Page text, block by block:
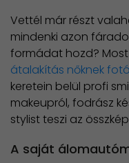
Vettél már részt
mindenki azon
formádat hozd?
átalakítás nőknek
keretein belül profi
makeupról, fodrász
stylist teszi az
A saját